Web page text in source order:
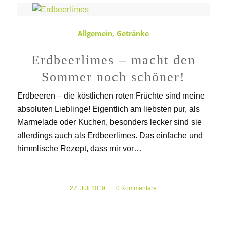
Allgemein,Getränke
Erdbeerlimes – macht den
Sommer noch schöner!
Erdbeeren – die köstlichen roten Früchte sind meine
absoluten Lieblinge! Eigentlich am liebsten pur, als
Marmelade oder Kuchen, besonders lecker sind sie
allerdings auch als Erdbeerlimes. Das einfache und
himmlische Rezept, dass mir vor…
27. Juli 2019
/ 0 Kommentare